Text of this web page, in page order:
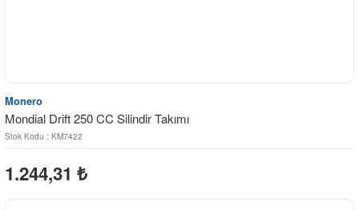
Monero
Mondial Drift 250 CC Silindir Takımı
Stok Kodu : KM7422
1.244,31 ₺